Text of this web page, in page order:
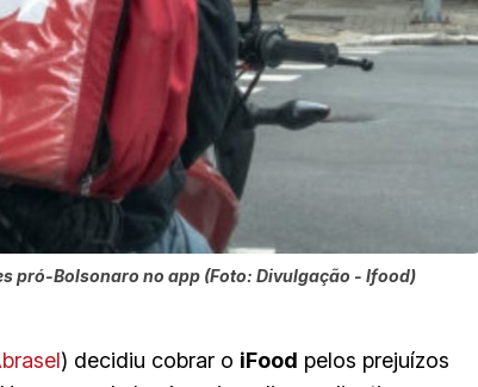
pró-Bolsonaro no app (Foto: Divulgação - Ifood)
) decidiu cobrar o iFood pelos prejuízos